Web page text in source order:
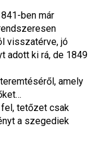
ben már
visszatérve, jó
adott ki rá, de 1849
amely
fel, tetőzet csak
a szegediek